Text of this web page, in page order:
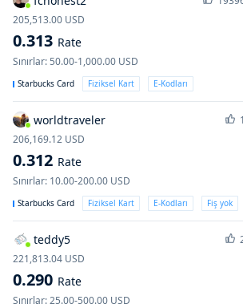
205,513.00 USD
0.313 Rate
Sınırlar:50.00-1,000.00 USD
Starbucks Card Fiziksel Kart E-Kodları
worldtraveler
206,169.12 USD
0.312 Rate
Sınırlar: 10.00-200.00 USD
Starbucks Card Fiziksel Kart E-Kodları Fiş yok
teddy5
221,813.04 USD
0.290 Rate
Sınırlar:25.00-500.00 USD